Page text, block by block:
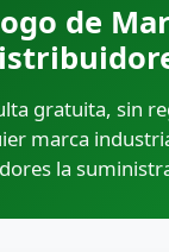
de
gratuita, sin
marca
la